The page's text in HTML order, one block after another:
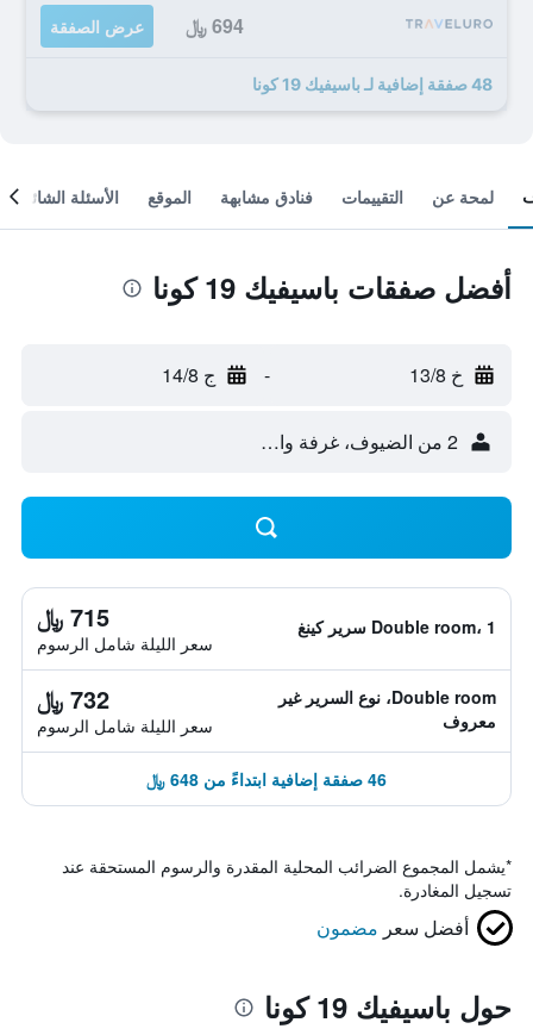
694 ﷼ عرض الصفقة
48 صفقة إضافية لـ باسيفيك 19 كونا
لمحة عن التقييمات فنادق مشابهة الموقع الأسئلة الشائعة
أفضل صفقات باسيفيك 19 كونا
خ 13/8 - ج 14/8
2 من الضيوف، غرفة واحدة
Double room، 1 سرير كينغ 715 ﷼
سعر الليلة شامل الرسوم
Double room، نوع السرير غير
معروف
732 ﷼
سعر الليلة شامل الرسوم
46 صفقة إضافية ابتداءً من 648 ﷼
*يشمل المجموع الضرائب المحلية المقدرة والرسوم المستحقة عند
تسجيل المغادرة.
أفضل سعر مضمون
حول باسيفيك 19 كونا